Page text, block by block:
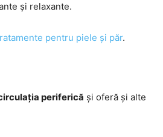
și relaxante.
pentru piele și păr.
periferică și oferă și alte